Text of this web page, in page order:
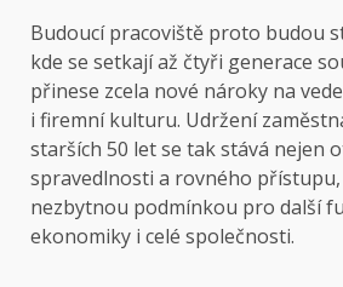
Budoucí pracoviště proto budou
kde se setkají až čtyři generace
přinese zcela nové nároky na
i firemní kulturu. Udržení
starších 50 let se tak stává nejen
spravedlnosti a rovného
nezbytnou podmínkou pro další
ekonomiky i celé společnosti.